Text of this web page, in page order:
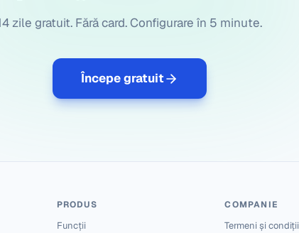
zile gratuit. Fără card. Configurare în 5 minute.
Începe gratuit
PRODUS
Funcții
COMPANIE
Termeni și condiții